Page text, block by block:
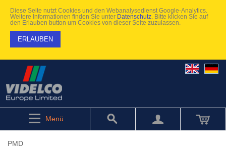
Diese Seite nutzt Cookies und den Webanalysedienst Google-Analytics.
Weitere Informationen finden Sie unter Datenschutz . Bitte klicken Sie auf
den Erlauben button um Cookies von dieser Seite zuzulassen.
ERLAUBEN
Menü
PMD